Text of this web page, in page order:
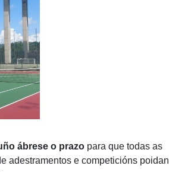
ábrese o prazo para que todas as
adestramentos e competicións poidan